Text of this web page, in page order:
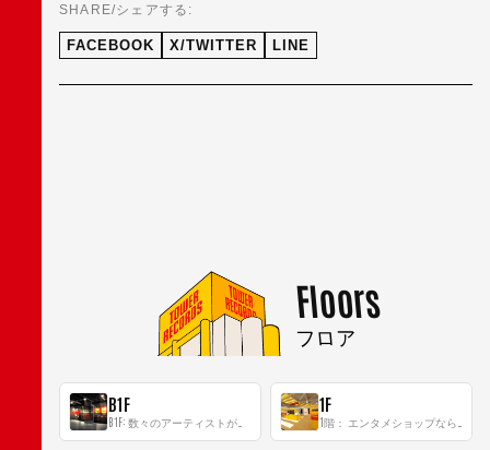
SHARE/シェアする:
FACEBOOK X/TWITTER LINE
Floors
フロア
B1F 1F